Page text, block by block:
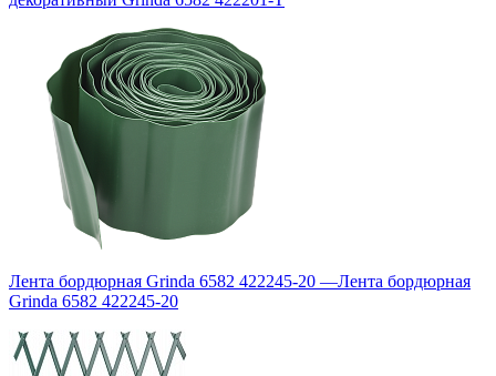
Лента бордюрная Grinda 6582 422245-20 —Лента бордюрная
Grinda 6582 422245-20